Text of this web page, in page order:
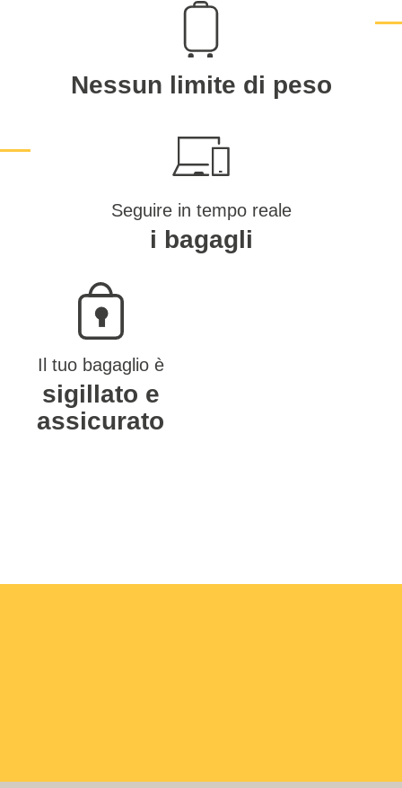
Nessun limite di peso
Seguire in tempo reale
i bagagli
Il tuo bagaglio è
sigillato e
assicurato